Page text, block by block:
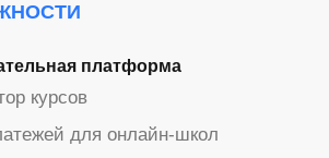
платформа
курсов
для онлайн-школ